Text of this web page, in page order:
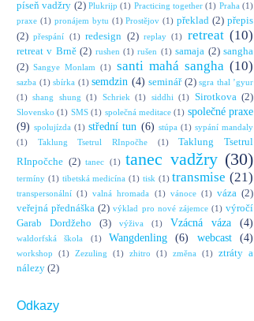
píseň vadžry (2) Plukrijp (1) Practicing together (1) Praha (1)
praxe (1) pronájem bytu (1) Prostějov (1) překlad (2) přepis
(2) přespání (1) redesign (2) replay (1) retreat (10)
retreat v Brně (2) rushen (1) rušen (1) samaja (2) sangha
(2) Sangye Monlam (1) santi mahá sangha (10)
sazba (1) sbírka (1) semdzin (4) seminář (2) sgra thal ’gyur
(1) shang shung (1) Schriek (1) siddhi (1) Sirotkova (2)
Slovensko (1) SMS (1) společná meditace (1) společné praxe
(9) spolujízda (1) střední tun (6) stúpa (1) sypání mandaly
(1)
Taklung Tsetrul RInpočhe (1)
Taklung Tsetrul
RInpočche (2) tanec (1) tanec vadžry (30)
termíny (1) tibetská medicína (1) tisk (1) transmise (21)
transpersonální (1) valná hromada (1) vánoce (1) váza (2)
veřejná přednáška (2) výklad pro nové zájemce (1) výročí
Garab Dordžeho
(3) výživa (1) Vzácná váza (4)
waldorfská škola (1) Wangdenling (6) webcast (4)
workshop (1) Zezuling (1) zhitro (1) změna (1) ztráty a
nálezy (2)
Odkazy